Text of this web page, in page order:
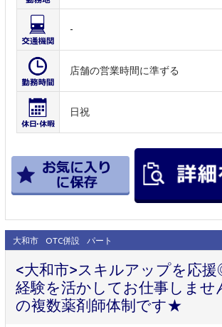
-
店舗の営業時間に準ずる
日祝
大和市 OTC併設 パート
<大和市>スキルアップを応
経験を活かしてお仕事しませ
の複数薬剤師体制です★